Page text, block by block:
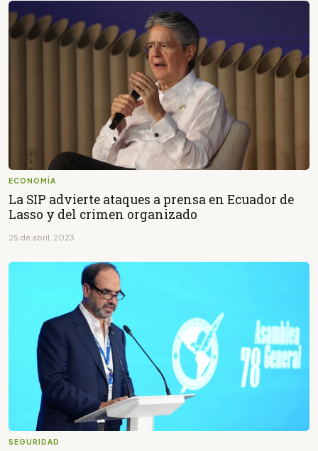
ECONOMÍA
La SIP advierte ataques a prensa en Ecuador de
Lasso y del crimen organizado
25 de abril, 2023
SEGURIDAD